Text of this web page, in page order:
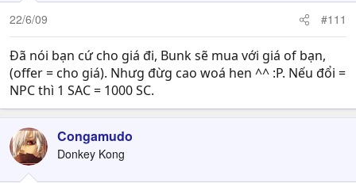
22/6/09 #111
Đã nói bạn cứ cho giá đi, Bunk sẽ mua với giá of bạn,
(offer = cho giá). Nhưg đừg cao woá hen ^^ :P. Nếu đổi =
NPC thì 1 SAC = 1000 SC.
Congamudo
Donkey Kong